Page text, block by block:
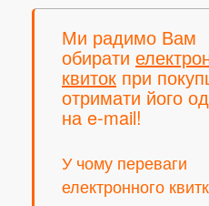
Ми радимо Вам
обирати
квиток при
отримати його
на e-mail!
У чому переваги
електронного